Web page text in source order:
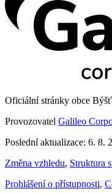
Oficiální stránky obce
Provozovatel Galileo
Poslední aktualizace: 6. 8.
Změna vzhledu, Struktura
Prohlášení o přístupnosti,